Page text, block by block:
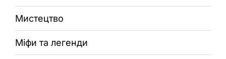
Мистецтво
Міфи та легенди